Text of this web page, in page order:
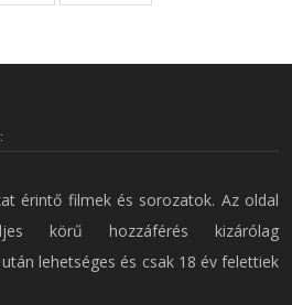
oldal
érintő filmek és sorozatok. Az oldal
körű hozzáférés kizárólag
lehetséges és csak 18 év felettiek